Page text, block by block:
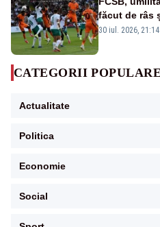
făcut de râs
Conference
30 iul. 2026, 21:14
CATEGORII
Actualitate
Politica
Economie
Social